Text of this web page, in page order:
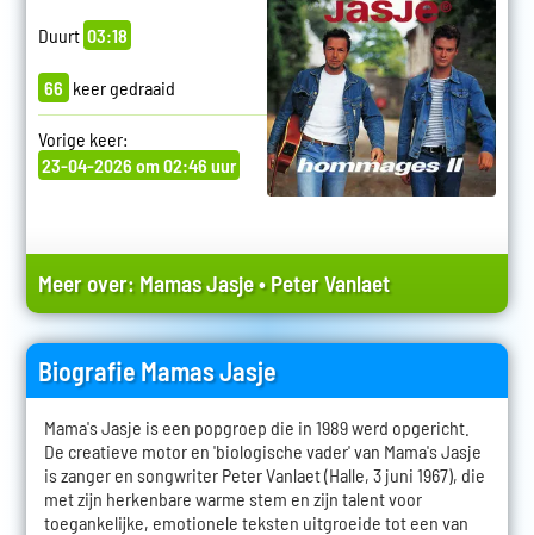
Duurt 03:18
66 keer gedraaid
Vorige keer:
23-04-2026 om 02:46 uur
Meer over: Mamas Jasje•Peter Vanlaet
Biografie Mamas Jasje
Mama's Jasje is een popgroep die in 1989 werd opgericht.
De creatieve motor en 'biologische vader' van Mama's Jasje
is zanger en songwriter Peter Vanlaet (Halle, 3 juni 1967), die
met zijn herkenbare warme stem en zijn talent voor
toegankelijke, emotionele teksten uitgroeide tot een van